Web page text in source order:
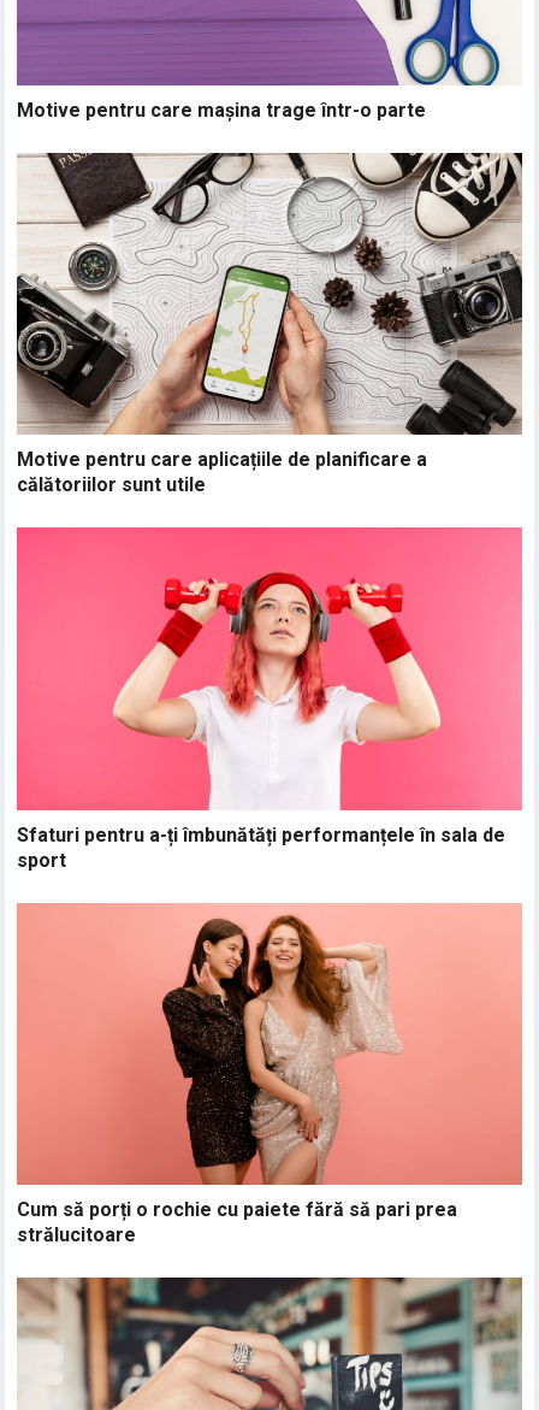
Motive pentru care mașina trage într-o parte
Motive pentru care aplicațiile de planificare a
călătoriilor sunt utile
Sfaturi pentru a-ți îmbunătăți performanțele în sala de
sport
Cum să porți o rochie cu paiete fără să pari prea
strălucitoare